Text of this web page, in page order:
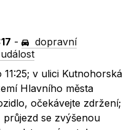
-
dopravní
11:25; v ulici Kutnohorská
Hlavního města
očekávejte zdržení;
se zvýšenou